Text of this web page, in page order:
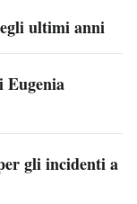
ultimi anni
Eugenia
gli incidenti a